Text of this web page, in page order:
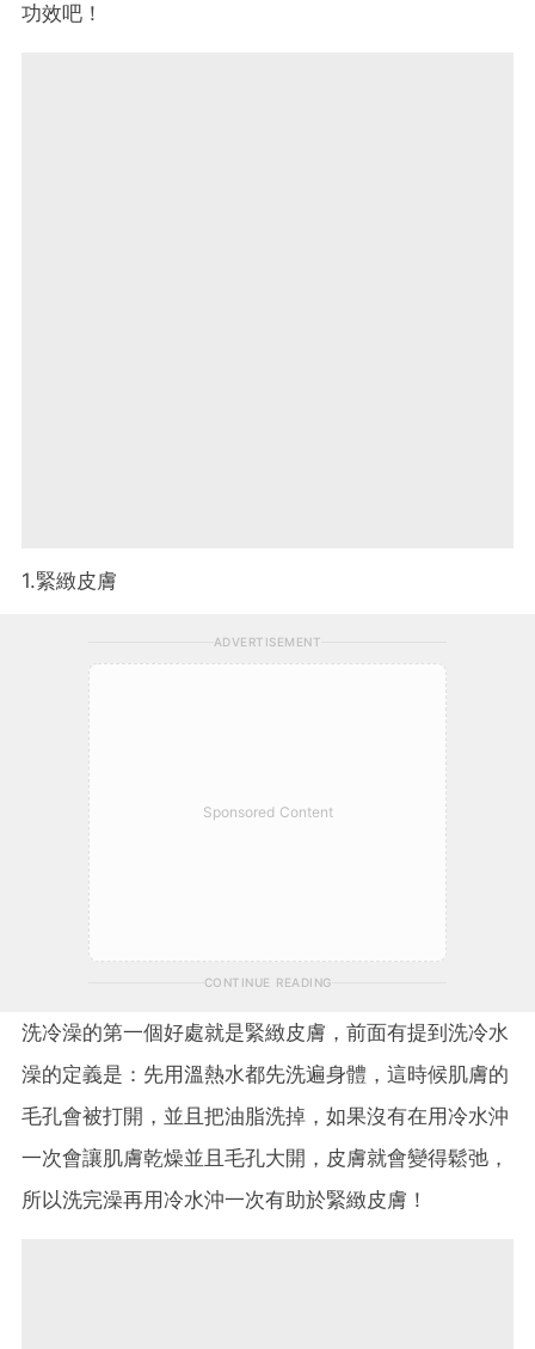
功效吧！
1.緊緻皮膚
ADVERTISEMENT
Sponsored Content
CONTINUE READING
洗冷澡的第一個好處就是緊緻皮膚，前面有提到洗冷水
澡的定義是：先用溫熱水都先洗遍身體，這時候肌膚的
毛孔會被打開，並且把油脂洗掉，如果沒有在用冷水沖
一次會讓肌膚乾燥並且毛孔大開，皮膚就會變得鬆弛，
所以洗完澡再用冷水沖一次有助於緊緻皮膚！